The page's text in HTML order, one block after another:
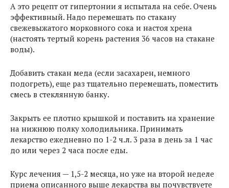
А это рецепт от гипертонии я испытала на себе. Очень
эффективный. Надо перемешать по стакану
свежевыжатого морковного сока и настоя хрена
(настоять тертый корень растения 36 часов на стакане
воды).
Добавить стакан меда (если засахарен, немного
подогреть), еще раз тщательно перемешать, поместить
смесь в стеклянную банку.
Закрыть ее плотно крышкой и поставить на хранение
на нижнюю полку холодильника. Принимать
лекарство ежедневно по 1-2 ч.л. 3 раза в день за 1 час
до или через 2 часа после еды.
Курс лечения — 1,5-2 месяца, но уже на второй неделе
приема описанного выше лекарства вы почувствуете